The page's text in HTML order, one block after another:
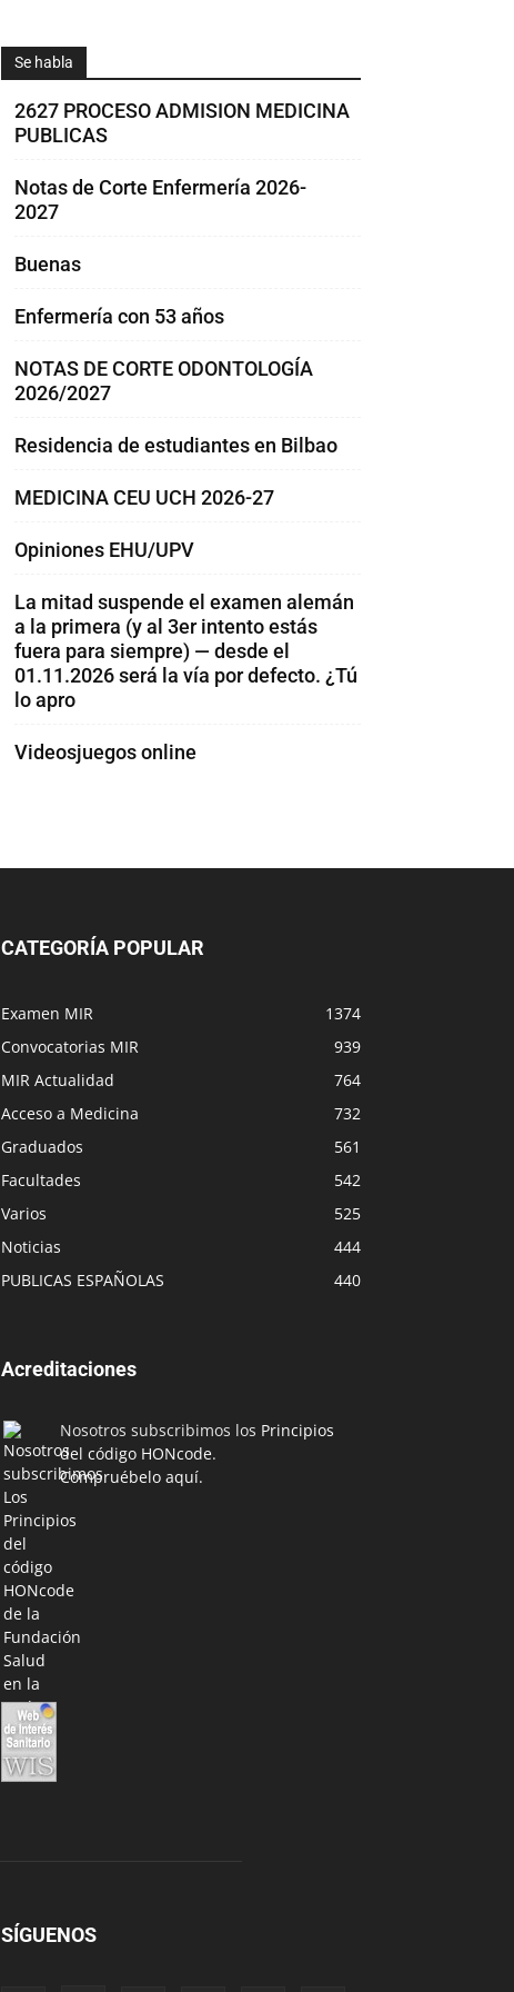
Se habla
2627 PROCESO ADMISION MEDICINA
PUBLICAS
Notas de Corte Enfermería 2026-
2027
Buenas
Enfermería con 53 años
NOTAS DE CORTE ODONTOLOGÍA
2026/2027
Residencia de estudiantes en Bilbao
MEDICINA CEU UCH 2026-27
Opiniones EHU/UPV
La mitad suspende el examen alemán
a la primera (y al 3er intento estás
fuera para siempre) — desde el
01.11.2026 será la vía por defecto. ¿Tú
lo apro
Videosjuegos online
CATEGORÍA POPULAR
Examen MIR
1374
Convocatorias MIR
939
MIR Actualidad
764
Acceso a Medicina
732
Graduados
561
Facultades
542
Varios
525
Noticias
444
PUBLICAS ESPAÑOLAS
440
Acreditaciones
Nosotros subscribimos los Principios
del código HONcode.
Compruébelo aquí.
SÍGUENOS